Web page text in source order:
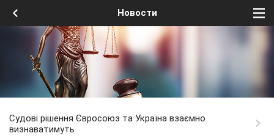
Новости
Судові рішення Євросоюз та Україна взаємно
визнаватимуть